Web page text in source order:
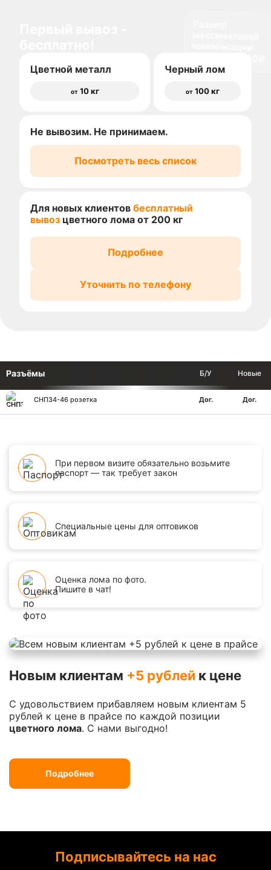
Цветной металл
от10 кг
Черный лом
от 100 кг
Не вывозим. Не принимаем.
Посмотреть весь список
Для новых клиентов бесплатный
вывоз цветного лома от 200 кг
Подробнее
Уточнить по телефону
Разъёмы Б/У Новые
СНП34-46 розетка Дог. Дог.
При первом визите обязательно возьмите
паспорт — так требует закон
Специальные цены для оптовиков
Оценка лома по фото.
Пишите в чат!
Новым клиентам +5 рублей к цене
С удовольствием прибавляем новым клиентам 5
рублей к цене в прайсе по каждой позиции
цветного лома. С нами выгодно!
Подробнее
Подписывайтесь на нас